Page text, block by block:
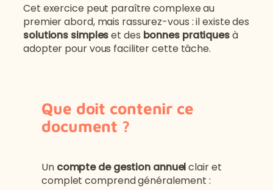
Cet exercice peut paraître complexe au
premier abord, mais rassurez-vous : il existe des
solutions simpleset des bonnes pratiquesà
adopter pour vous faciliter cette tâche.
Que doit contenir ce
document ?
Un compte de gestion annuelclair et
complet comprend généralement :